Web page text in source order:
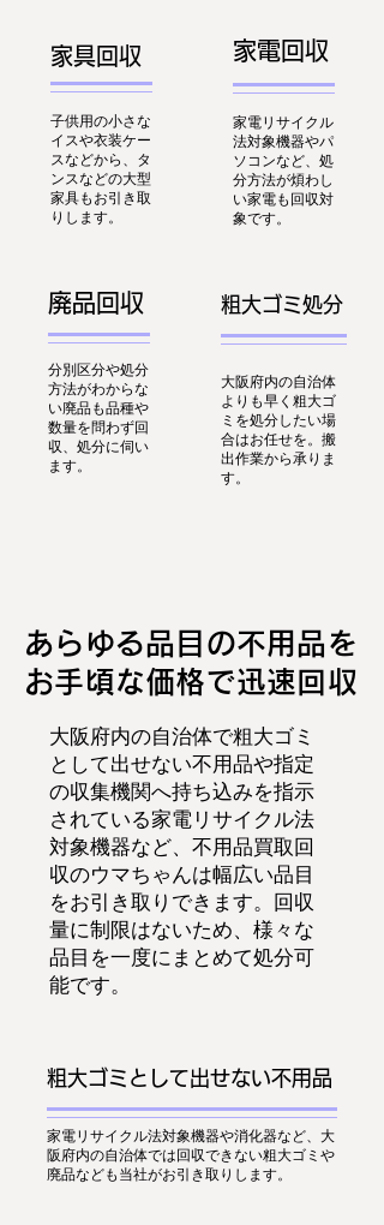
家具回収
子供用の小さな
イスや衣装ケー
スなどから、タ
ンスなどの大型
家具もお引き取
りします。
家電回収
家電リサイクル
法対象機器やパ
ソコンなど、処
分方法が煩わし
い家電も回収対
象です。
廃品回収
分別区分や処分
方法がわからな
い廃品も品種や
数量を問わず回
収、処分に伺い
ます。
粗大ゴミ処分
大阪府内の自治体
よりも早く粗大ゴ
ミを処分したい場
合はお任せを。搬
出作業から承りま
す。
あらゆる品目の不用品を
お手頃な価格で迅速回収
大阪府内の自治体で粗大ゴミ
として出せない不用品や指定
の収集機関へ持ち込みを指示
されている家電リサイクル法
対象機器など、不用品買取回
収のウマちゃんは幅広い品目
をお引き取りできます。回収
量に制限はないため、様々な
品目を一度にまとめて処分可
能です。
粗大ゴミとして出せない不用品
家電リサイクル法対象機器や消化器など、大
阪府内の自治体では回収できない粗大ゴミや
廃品なども当社がお引き取りします。